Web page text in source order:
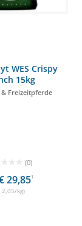
98,90 €
WES Crispy
15kg
Freizeitpferde
(0)
29,851
2,05/kg)